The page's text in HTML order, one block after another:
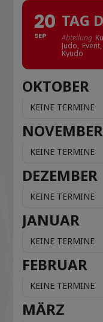
20
SEP
TAG
Abteilung
Judo, Event,
Kyudo
OKTOBER
KEINE TERMINE
NOVEMBER
KEINE TERMINE
DEZEMBER
KEINE TERMINE
JANUAR
KEINE TERMINE
FEBRUAR
KEINE TERMINE
MÄRZ